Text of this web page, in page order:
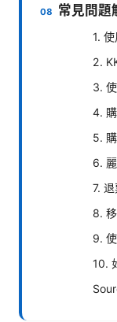
常見問題
1.
2.
3.
4.
5.
6.
7.
8.
9.
10.